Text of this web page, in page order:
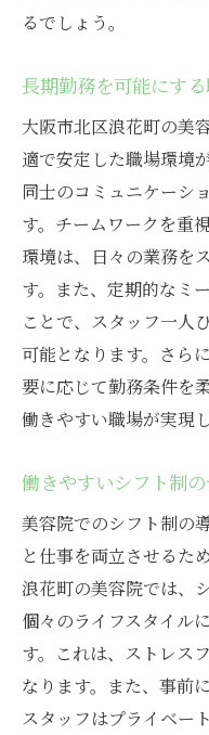
るでしょう。
長期勤務を可能にす
大阪市北区浪花町の美
適で安定した職場環境
同士のコミュニケーシ
す。チームワークを重
環境は、日々の業務を
す。また、定期的なミ
ことで、スタッフ一人
可能となります。さら
要に応じて勤務条件を
働きやすい職場が実現し
働きやすいシフト制
美容院でのシフト制の
と仕事を両立させるた
浪花町の美容院では、
個々のライフスタイル
す。これは、ストレス
なります。また、事前
スタッフはプライベー